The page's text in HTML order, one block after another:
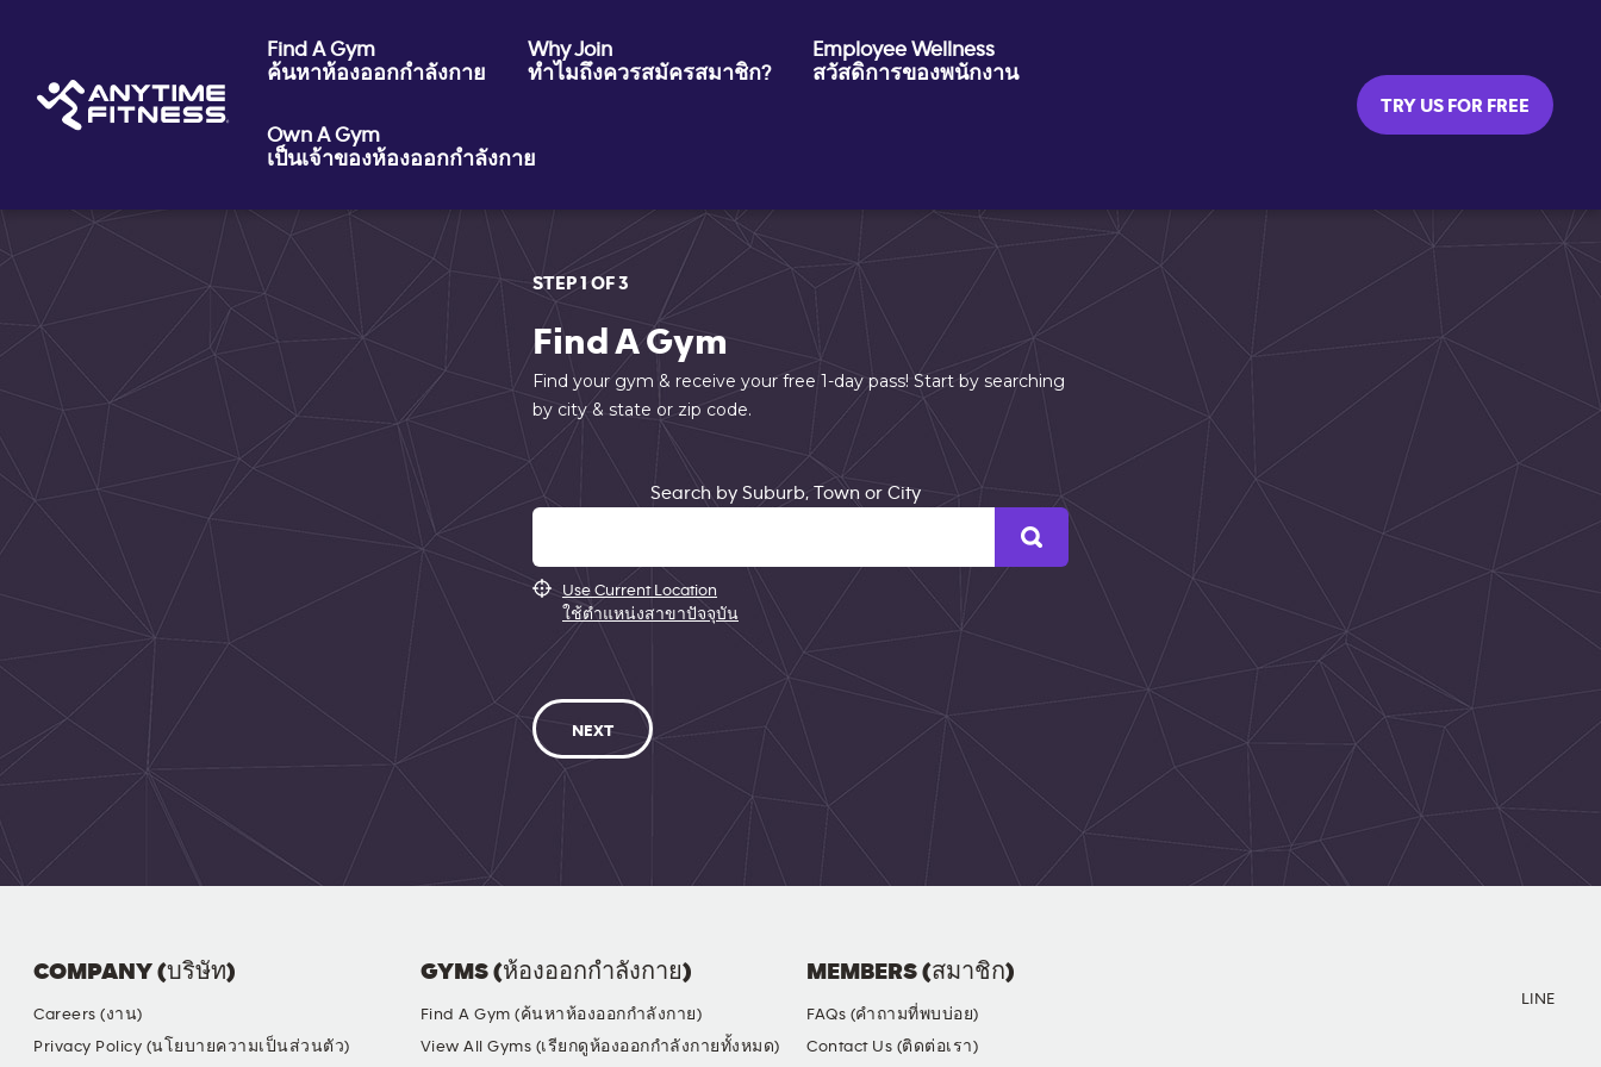
Find A Gym
ค้นหาห้องออกกำลังกาย
Why Join
ทำไมถึงควรสมัครสมาชิก?
Employee Wellness
สวัสดิการของพนักงาน
Own A Gym
เป็นเจ้าของห้องออกกำลังกาย
TRY US FOR FREE
STEP 1 OF 3
Find A Gym
Find your gym & receive your free 1-day pass! Start by searching
by city & state or zip code.
Search by Suburb, Town or City
Use Current Location
ใช้ตำแหน่งสาขาปัจจุบัน
NEXT
COMPANY (บริษัท)
Careers (งาน)
Privacy Policy (นโยบายความเป็นส่วนตัว)
GYMS (ห้องออกกำลังกาย)
Find A Gym (ค้นหาห้องออกกำลังกาย)
View All Gyms (เรียกดูห้องออกกำลังกายทั้งหมด)
MEMBERS (สมาชิก)
FAQs (คำถามที่พบบ่อย)
Contact Us (ติดต่อเรา)
LINE